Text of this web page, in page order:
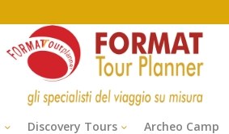
Discovery Tours Archeo Camp